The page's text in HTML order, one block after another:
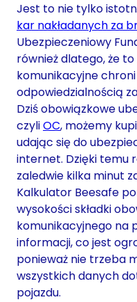
Jest to nie tylko
kar nakładanych za
Ubezpieczeniowy
również dlatego, że
komunikacyjne
odpowiedzialnością
Dziś obowiązkowe
czyliOC, możemy
udając się do
internet. Dzięki temu
zaledwie kilka minut
Kalkulator Beesafe
wysokości składki
komunikacyjnego na
informacji, co jest
ponieważ nie trzeba
wszystkich danych
pojazdu.